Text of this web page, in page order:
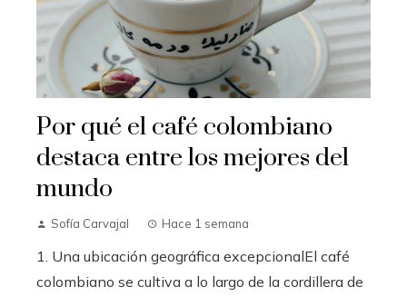
Por qué el café colombiano
destaca entre los mejores del
mundo
Sofía Carvajal Hace 1 semana
1. Una ubicación geográfica excepcionalEl café
colombiano se cultiva a lo largo de la cordillera de